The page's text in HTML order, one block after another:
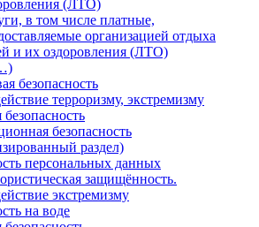
(ЛТО)
в том числе платные,
организацией отдыха
и их оздоровления (ЛТО)
безопасность
терроризму, экстремизму
безопасность
раздел)
персональных данных
защищённость.
экстремизму
на воде